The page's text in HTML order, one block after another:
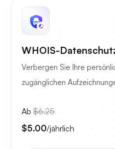
WHOIS-
Verbergen Sie Ihre
zugänglichen
Ab $6.25
$5.00/jährlich